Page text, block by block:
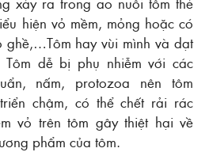
hiện vỏ mềm, mỏng hoặc có
ghề,…Tôm hay vùi mình và dạt
dễ bị phụ nhiễm với các
nấm, protozoa nên tôm
chậm, có thể chết rải rác
vỏ trên tôm gây thiệt hại về
phẩm của tôm.